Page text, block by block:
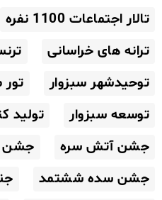
تالار اجتماعات 1100 نفره
ترانه های خراسانی
توحیدشهر سبزوار
توسعه سبزوار
تولید
جشن آتش سره
جشن
جشن سده ششتمد
جنگ